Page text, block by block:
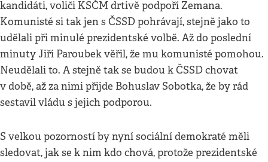
kandidáti, voliči KSČM drtivě podpoří Zemana.
Komunisté si tak jen s ČSSD pohrávají, stejně jako to
udělali při minulé prezidentské volbě. Až do poslední
minuty Jiří Paroubek věřil, že mu komunisté pomohou.
Neudělali to. A stejně tak se budou k ČSSD chovat
v době, až za nimi přijde Bohuslav Sobotka, že by rád
sestavil vládu s jejich podporou.
S velkou pozorností by nyní sociální demokraté měli
sledovat, jak se k nim kdo chová, protože prezidentské